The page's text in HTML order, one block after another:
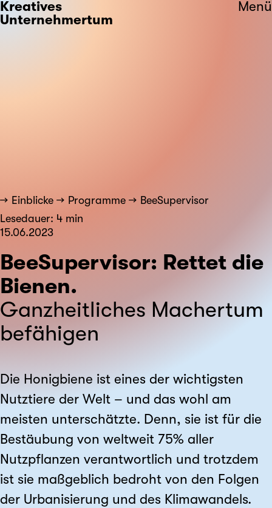
Kreatives
Unternehmertum
Menü
Einblicke Programme
BeeSupervisor
Lesedauer: 4 min
15.06.2023
BeeSupervisor: Rettet die
Bienen.
Ganzheitliches Machertum
befähigen
Die Honigbiene ist eines der wichtigsten
Nutztiere der Welt – und das wohl am
meisten unterschätzte. Denn, sie ist für die
Bestäubung von weltweit 75% aller
Nutzpflanzen verantwortlich und trotzdem
ist sie maßgeblich bedroht von den Folgen
der Urbanisierung und des Klimawandels.